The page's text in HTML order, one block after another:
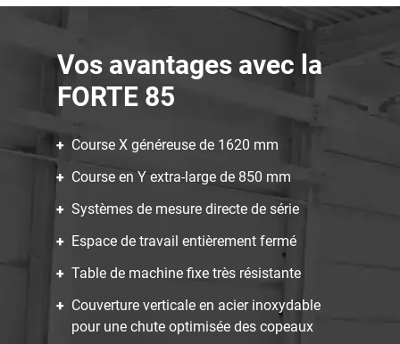
Vos avantages avec la
FORTE 85
Course X généreuse de 1620 mm
Course en Y extra-large de 850 mm
Systèmes de mesure directe de série
Espace de travail entièrement fermé
Table de machine fixe très résistante
Couverture verticale en acier inoxydable
pour une chute optimisée des copeaux